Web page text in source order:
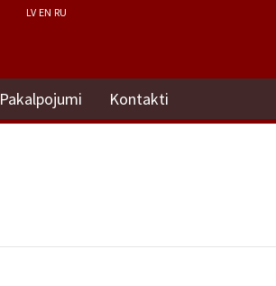
LV EN RU
Pakalpojumi Kontakti